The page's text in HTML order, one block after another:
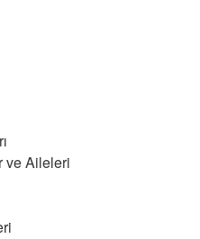
ve Aileleri